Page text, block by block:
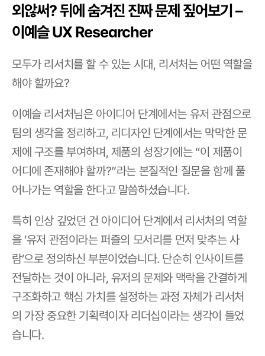
외않써? 뒤에 숨겨진 진짜 문제 짚어보기 –
이예슬 UX Researcher
모두가 리서치를 할 수 있는 시대, 리서처는 어떤 역할을
해야 할까요?
이예슬 리서처님은 아이디어 단계에서는 유저 관점으로
팀의 생각을 정리하고, 리디자인 단계에서는 막막한 문
제에 구조를 부여하며, 제품의 성장기에는 “이 제품이
어디에 존재해야 할까?”라는 본질적인 질문을 함께 풀
어나가는 역할을 한다고 말씀하셨습니다.
특히 인상 깊었던 건 아이디어 단계에서 리서처의 역할
을 ‘유저 관점이라는 퍼즐의 모서리를 먼저 맞추는 사
람’으로 정의하신 부분이었습니다. 단순히 인사이트를
전달하는 것이 아니라, 유저의 문제와 맥락을 간결하게
구조화하고 핵심 가치를 설정하는 과정 자체가 리서처
의 가장 중요한 기획력이자 리더십이라는 생각이 들었
습니다.